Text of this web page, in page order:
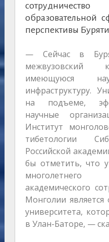
образовательной
перспективы
— Сейчас в
межвузовский
имеющуюся
инфраструктуру.
на подъеме,
научные
Институт
тибетологии
Российской
бы отметить, что
многолетнего
академического
Монголии является
университета,
в Улан-Баторе, —